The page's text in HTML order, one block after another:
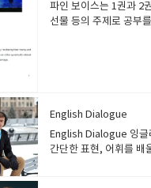
파인 보이스는 1권과 2
선물 등의 주제로 공부
에대해서 이야기해보
English Dialogue
English Dialogue 잉글
간단한 표현, 어휘를 배